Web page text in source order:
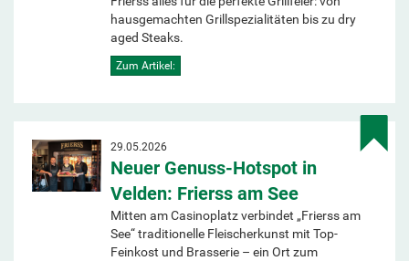
hausgemachten Grillspezialitäten bis zu dry
aged Steaks.
Zum Artikel:
29.05.2026
Neuer Genuss-Hotspot in
Velden: Frierss am See
Mitten am Casinoplatz verbindet „Frierss am
See“ traditionelle Fleischerkunst mit Top-
Feinkost und Brasserie – ein Ort zum